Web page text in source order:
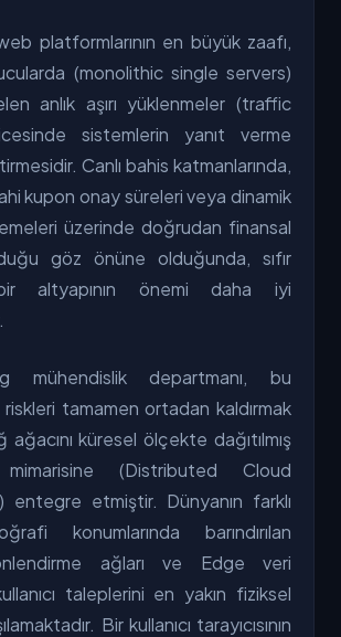
platformlarının en büyük zaafı,
(monolithic single servers)
anlık aşırı yüklenmeler (traffic
sistemlerin yanıt verme
Canlı bahis katmanlarında,
kupon onay süreleri veya dinamik
üzerinde doğrudan finansal
göz önüne olduğunda, sıfır
altyapının önemi daha iyi
mühendislik departmanı, bu
tamamen ortadan kaldırmak
ağacını küresel ölçekte dağıtılmış
(Distributed Cloud
entegre etmiştir. Dünyanın farklı
konumlarında barındırılan
ağları ve Edge veri
taleplerini en yakın fiziksel
Bir kullanıcı tarayıcısının